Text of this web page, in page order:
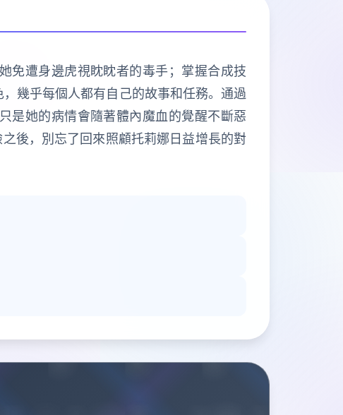
免遭身邊虎視眈眈者的毒手；掌握合成技
幾乎每個人都有自己的故事和任務。通過
是她的病情會隨著體內魔血的覺醒不斷惡
後，別忘了回來照顧托莉娜日益增長的對